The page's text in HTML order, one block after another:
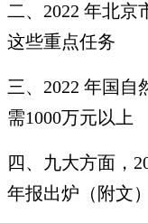
⼆、2022 年北京
这些重点任务
三、2022 年国⾃
需1000万元以上
四、九⼤⽅⾯，
年报出炉（附⽂）